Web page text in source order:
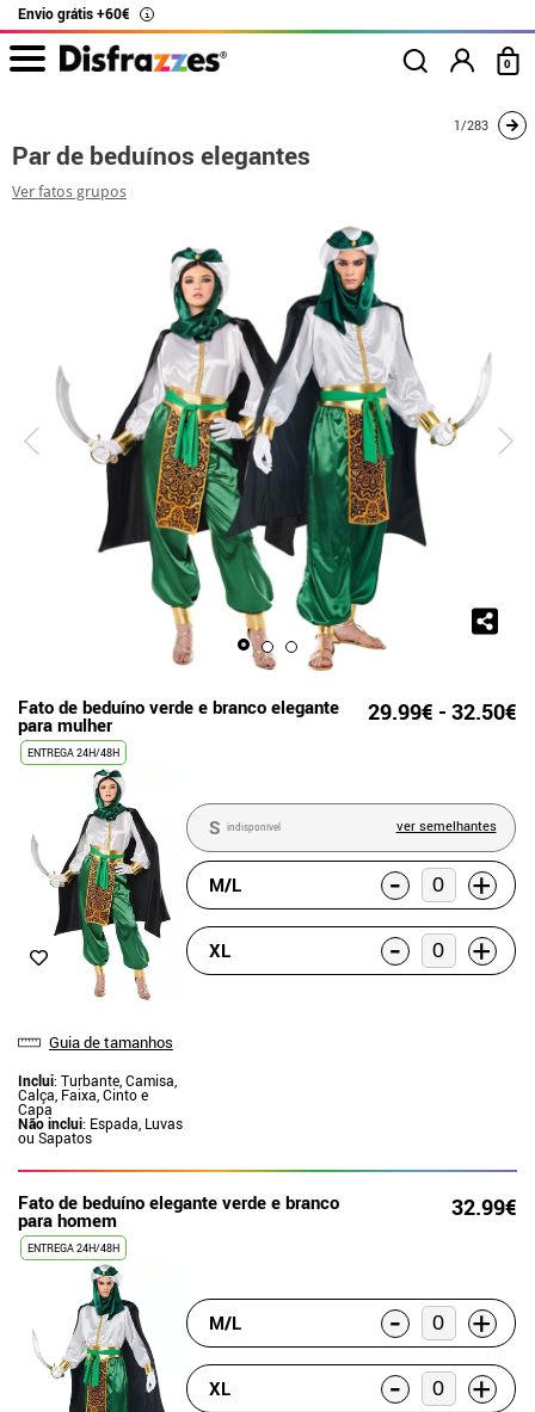
Envio grátis +60€ i
0
1/283
Par de beduínos elegantes
Ver fatos grupos
Fato de beduíno verde e branco elegante
para mulher 29.99€ - 32.50€
ENTREGA 24H/48H
Guia de tamanhos
Inclui: Turbante, Camisa,
Calça, Faixa, Cinto e
Capa
Não inclui: Espada, Luvas
ou Sapatos
S indisponível ver semelhantes
M/L - +
XL - +
Fato de beduíno elegante verde e branco
para homem 32.99€
ENTREGA 24H/48H
M/L - +
XL - +